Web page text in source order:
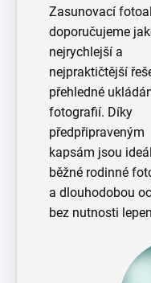
Zasunovací
doporučujeme
nejrychlejší a
nejpraktičtější
přehledné
fotografií. Díky
předpřipraveným
kapsám jsou
běžné rodinné
a dlouhodobou
bez nutnosti